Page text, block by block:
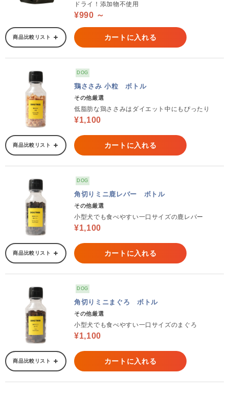
ドライ！添加物不使用
¥990 ～
商品比較リスト カートに入れる
DOG
鶏ささみ 小粒 ボトル
その他厳選
低脂肪な鶏ささみはダイエット中にもぴったり
¥1,100
商品比較リスト カートに入れる
DOG
角切りミニ鹿レバー ボトル
その他厳選
小型犬でも食べやすい一口サイズの鹿レバー
¥1,100
商品比較リスト カートに入れる
DOG
角切りミニまぐろ ボトル
その他厳選
小型犬でも食べやすい一口サイズのまぐろ
¥1,100
商品比較リスト カートに入れる